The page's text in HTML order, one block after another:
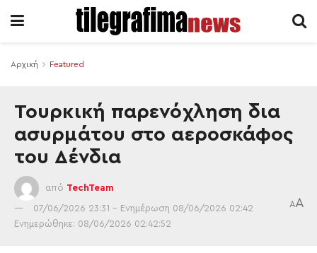
Αρχική Featured
Τουρκική παρενόχληση δια
ασυρμάτου στο αεροσκάφος
του Δένδια
από TechTeam
07/06/2026 23:31 - Ενημέρωση 08/06/2026 02:42
Ενημερώθηκε: 08/06/2026 02:42:52
AA